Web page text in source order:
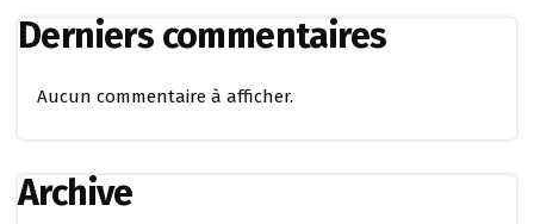
Derniers commentaires
Aucun commentaire à afficher.
Archive